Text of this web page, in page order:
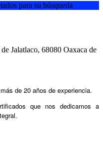
para su búsqueda
Jalatlaco, 68080 Oaxaca de
de 20 años de experiencia.
que nos dedicamos a